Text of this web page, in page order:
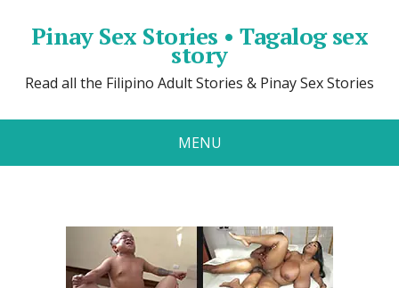
Pinay Sex Stories • Tagalog sex
story
Read all the Filipino Adult Stories & Pinay Sex Stories
MENU